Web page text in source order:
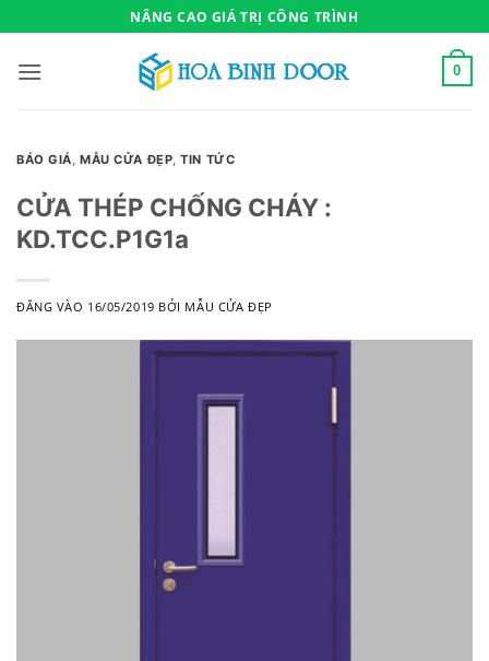
qua
nội
NÂNG CAO GIÁ TRỊ CÔNG TRÌNH
0
BÁO GIÁ,MẪU CỬA ĐẸP,TIN TỨC
CỬA THÉP CHỐNG CHÁY :
KD.TCC.P1G1a
ĐĂNG VÀO 16/05/2019 BỞI MẪU CỬA ĐẸP